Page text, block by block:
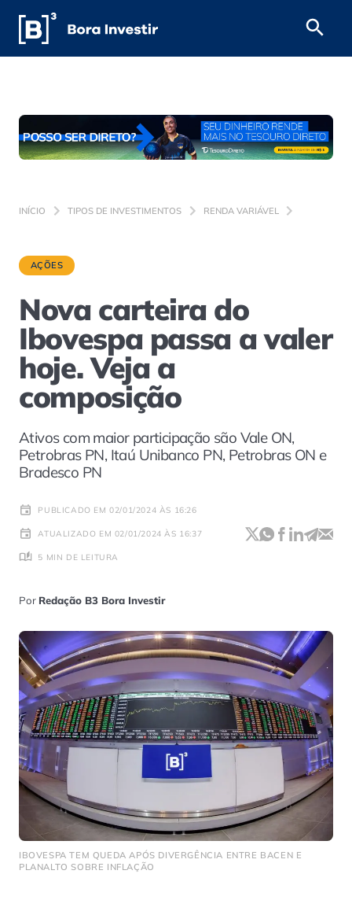
INÍCIO TIPOS DE INVESTIMENTOS RENDA VARIÁVEL
AÇÕES
Nova carteira do
Ibovespa passa a valer
hoje. Veja a
composição
Ativos com maior participação são Vale ON,
Petrobras PN, Itaú Unibanco PN, Petrobras ON e
Bradesco PN
PUBLICADO EM 02/01/2024 ÀS 16:26
ATUALIZADO EM 02/01/2024 ÀS 16:37
5 MIN DE LEITURA
Por Redação B3 Bora Investir
IBOVESPA TEM QUEDA APÓS DIVERGÊNCIA ENTRE BACEN E
PLANALTO SOBRE INFLAÇÃO